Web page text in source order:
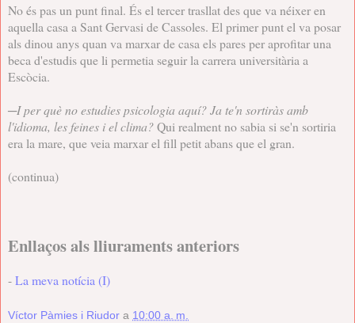
No és pas un punt final. És el tercer trasllat des que va néixer en
aquella casa a Sant Gervasi de Cassoles. El primer punt el va posar
als dinou anys quan va marxar de casa els pares per aprofitar una
beca d'estudis que li permetia seguir la carrera universitària a
Escòcia.
─I per què no estudies psicologia aquí? Ja te'n sortiràs amb
l'idioma, les feines i el clima?Qui realment no sabia si se'n sortiria
era la mare, que veia marxar el fill petit abans que el gran.
(continua)
Enllaços als lliuraments anteriors
-La meva notícia (I)
Víctor Pàmies i Riudor a 10:00 a. m.